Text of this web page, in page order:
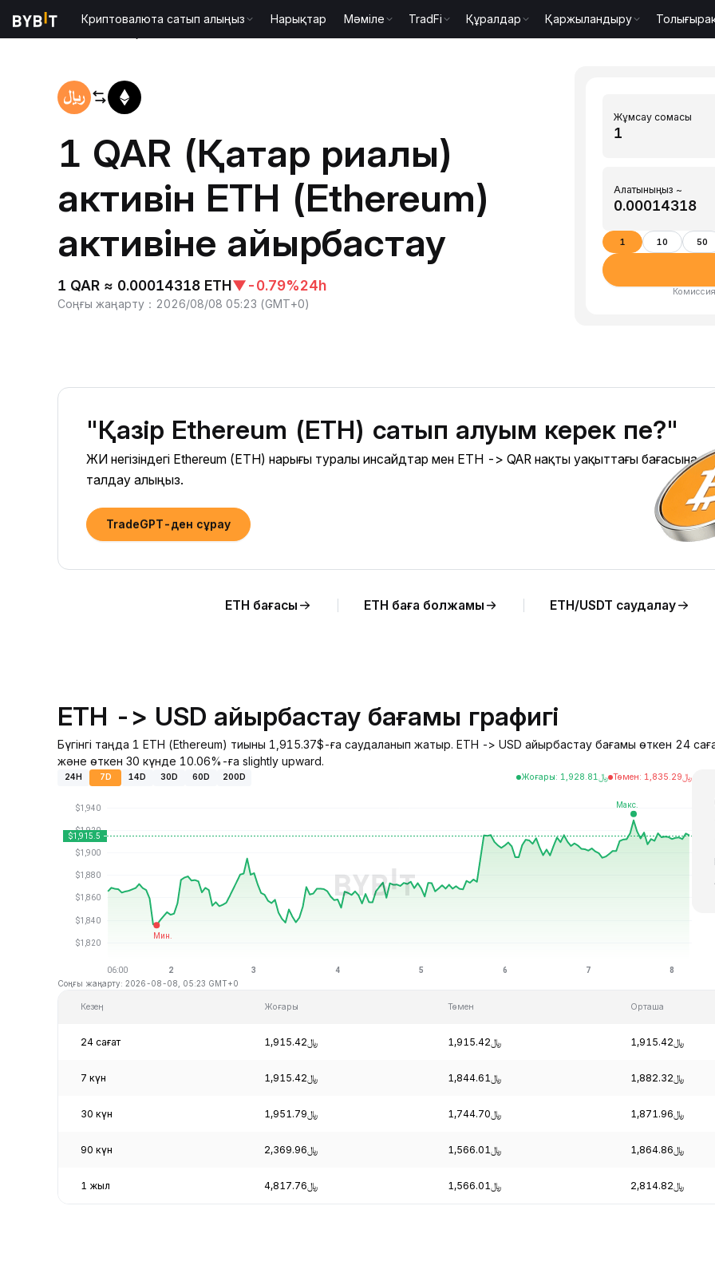
Криптовалюта сатып алыңыз Нарықтар Мәміле TradFi Құралдар Қаржыландыру
1 QAR (Қатар риалы)
активін ETH (Ethereum)
активіне айырбастау
1 QAR ≈ 0.00014318 ETH▼-0.79%24h
Соңғы жаңарту ： 2026/08/08 05:23 (GMT+0)
Жұмсау сомасы
Алатыныңыз ~
1 10 50
"Қазір Ethereum (ETH) сатып алуым керек пе?"
ЖИ негізіндегі Ethereum (ETH) нарығы туралы инсайдтар мен ETH -> QAR нақты уақыттағы бағасына
талдау алыңыз.
TradeGPT-ден сұрау
ETH бағасы ETH баға болжамы ETH/USDT саудалау
ETH -> USD айырбастау бағамы графигі
Бүгінгі таңда 1 ETH (Ethereum) тиыны 1,915.37$-ға саудаланып жатыр. ETH -> USD айырбастау бағамы өткен 24
және өткен 30 күнде 10.06%-ға slightly upward.
24H 7D 14D 30D 60D 200D Жоғары: ﷼1,928.81 Төмен: ﷼1,835.29
Соңғы жаңарту: 2026-08-08, 05:23 GMT+0
Кезең Жоғары Төмен Орташа
24 сағат ﷼1,915.42 ﷼1,915.42 ﷼1,915.42
7 күн ﷼1,915.42 ﷼1,844.61 ﷼1,882.32
30 күн ﷼1,951.79 ﷼1,744.70 ﷼1,871.96
90 күн ﷼2,369.96 ﷼1,566.01 ﷼1,864.86
1 жыл ﷼4,817.76 ﷼1,566.01 ﷼2,814.82